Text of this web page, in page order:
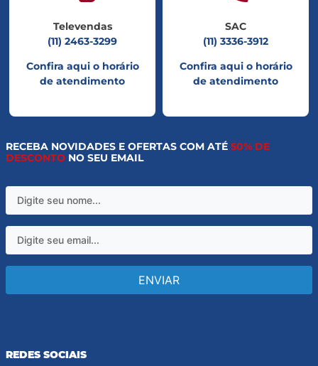
Televendas
(11) 2463-3299
Confira aqui o horário
de atendimento
SAC
(11) 3336-3912
Confira aqui o horário
de atendimento
RECEBA NOVIDADES E OFERTAS COM ATÉ 50% DE
DESCONTO NO SEU EMAIL
ENVIAR
REDES SOCIAIS